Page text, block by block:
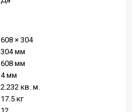
608 × 304
304 мм
608 мм
4 мм
2.232 кв. м.
17.5 кг